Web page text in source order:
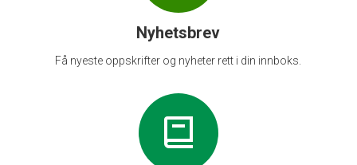
Nyhetsbrev
Få nyeste oppskrifter og nyheter rett i din innboks.